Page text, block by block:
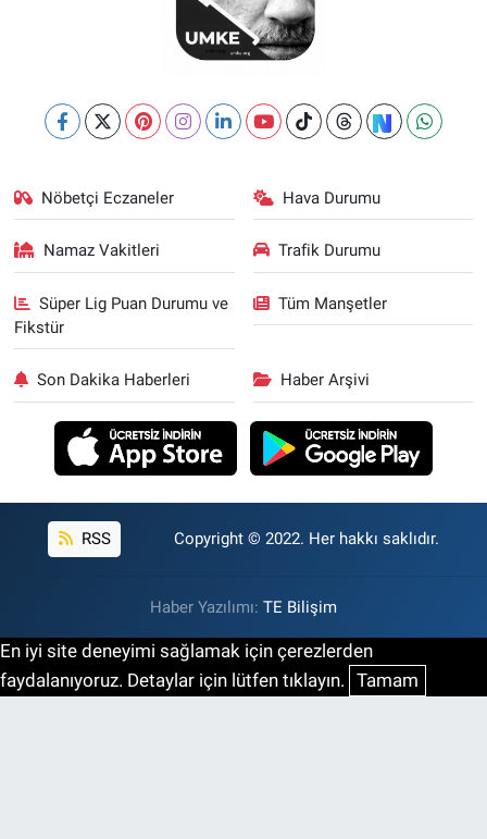
Nöbetçi Eczaneler Hava Durumu
Namaz Vakitleri Trafik Durumu
Süper Lig Puan Durumu ve
Fikstür
Tüm Manşetler
Son Dakika Haberleri Haber Arşivi
RSS Copyright © 2022. Her hakkı saklıdır.
Haber Yazılımı: TE Bilişim
En iyi site deneyimi sağlamak için çerezlerden
faydalanıyoruz. Detaylar için lütfen tıklayın. Tamam